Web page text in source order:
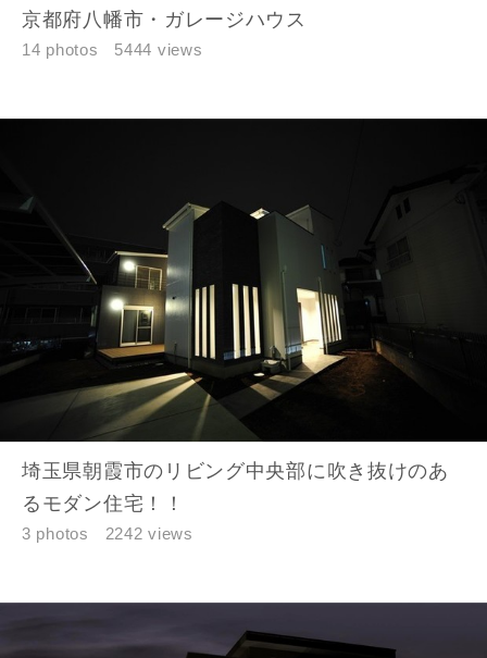
京都府八幡市・ガレージハウス
14 photos 5444 views
埼玉県朝霞市のリビング中央部に吹き抜けのあ
るモダン住宅！！
3 photos 2242 views